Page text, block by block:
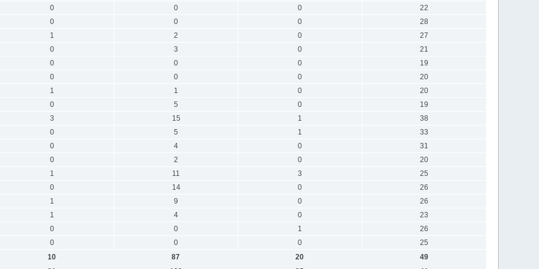
0 0 0
22
0
0 0
28
1
2 0
27
0
3 0
21
0
0 0
19
0
0 0
20
1
1 0
20
0
5 0
19
3
15 1
38
0
5 1
33
0
4 0
31
0
2 0
20
1
11 3
25
0
14 0
26
1
9 0
26
1
4 0
23
0
0 1
26
0
0 0
25
10
87 20
49